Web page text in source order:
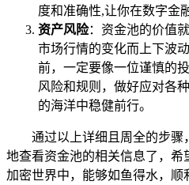
度和准确性,让你在数字金
资产风险：资金池的价值
市场行情的变化而上下波
前，一定要像一位谨慎的
风险和规则，做好应对各
的海洋中稳健前行。
通过以上详细且周全的步骤
地查看资金池的相关信息了，
加密世界中，能够如鱼得水，顺